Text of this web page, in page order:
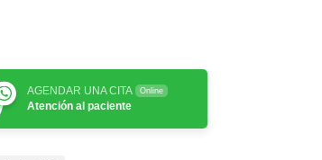
AGENDAR UNA CITA Online
Atención al paciente